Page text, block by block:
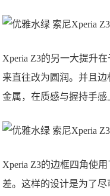
Xperia Z3的另一大提升
来直往改为圆润。并且
金属，在质感与握持手感
Xperia Z3的边框四角使
差。这样的设计是为了